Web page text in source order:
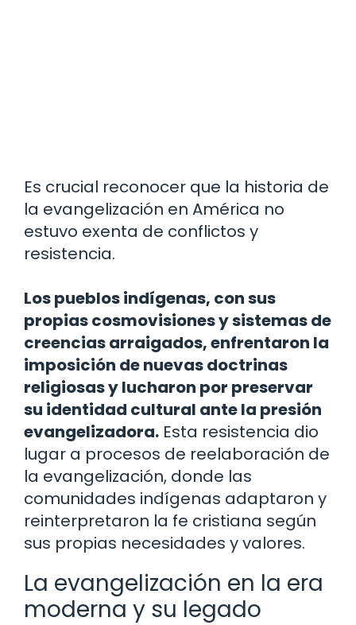
Es crucial reconocer que la historia de
la evangelización en América no
estuvo exenta de conflictos y
resistencia.
Los pueblos indígenas, con sus
propias cosmovisiones y sistemas de
creencias arraigados, enfrentaron la
imposición de nuevas doctrinas
religiosas y lucharon por preservar
su identidad cultural ante la presión
evangelizadora. Esta resistencia dio
lugar a procesos de reelaboración de
la evangelización, donde las
comunidades indígenas adaptaron y
reinterpretaron la fe cristiana según
sus propias necesidades y valores.
La evangelización en la era
moderna y su legado